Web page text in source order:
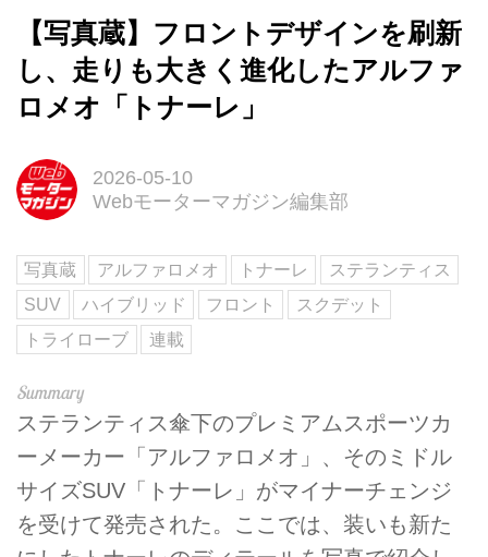
【写真蔵】フロントデザインを刷新
し、走りも大きく進化したアルファ
ロメオ「トナーレ」
2026-05-10
Webモーターマガジン編集部
写真蔵 アルファロメオ トナーレ
ステランティス
SUV
ハイブリッド フロント
スクデット
トライローブ
連載
ステランティス傘下のプレミアムスポーツカ
ーメーカー「アルファロメオ」、そのミドル
サイズSUV「トナーレ」がマイナーチェンジ
を受けて発売された。ここでは、装いも新た